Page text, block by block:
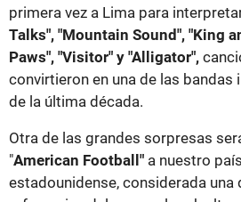
primera vez a Lima para
Talks", "Mountain Sound", "King
Paws", "Visitor" y "Alligator",
convirtieron en una de las bandas
de la última década.
Otra de las grandes sorpresas
"American Football" a nuestro
estadounidense, considerada una